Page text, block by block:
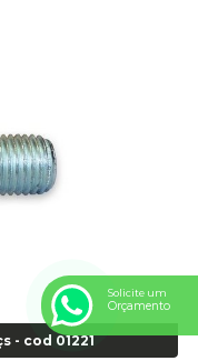
01335
00520
03749
Cod 00166
- cod 01221
Solicite um
Orçamento